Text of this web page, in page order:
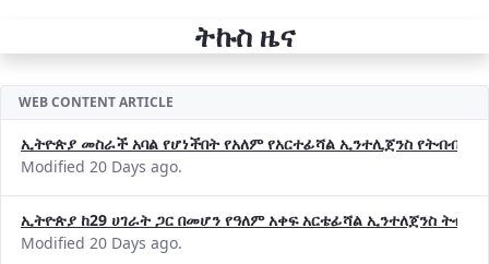
ትኩስ ዜና
WEB CONTENT ARTICLE
ኢትዮጵያ መስራች አባል የሆነችበት የአለም የአርተፊሻል ኢንተሊጀንስ የትብብር
Modified 20 Days ago.
ኢትዮጵያ ከ29 ሀገራት ጋር በመሆን የዓለም አቀፍ አርቴፊሻል ኢንተለጀንስ
Modified 20 Days ago.